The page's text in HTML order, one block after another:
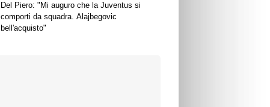
Del Piero: "Mi auguro che la Juventus si
comporti da squadra. Alajbegovic
bell'acquisto"